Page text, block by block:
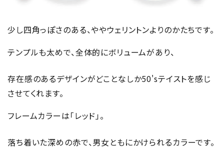
少し四角っぽさのある、ややウェリントンよりのかたちです。
テンプルも太めで、全体的にボリュームがあり、
存在感のあるデザインがどことなしか50'sテイストを感じ
させてくれます。
フレームカラーは「レッド」。
落ち着いた深めの赤で、男女ともにかけられるカラーです。